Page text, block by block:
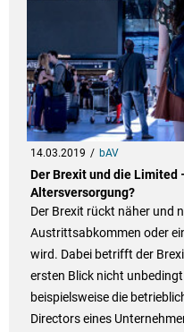
14.03.2019 bAV
Der Brexit und die Limited
Altersversorgung?
Der Brexit rückt näher und
Austrittsabkommen oder
wird. Dabei betrifft der
ersten Blick nicht
beispielsweise die
Directors eines